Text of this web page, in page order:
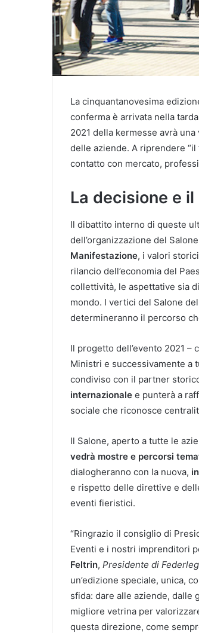
La cinquantanovesima
conferma è arrivata nella
2021 della kermesse avrà
delle aziende. A riprendere
contatto con mercato,
La decisione e
Il dibattito interno di queste
dell’organizzazione del
Manifestazione, i valori
rilancio dell’economia del
collettività, le aspettative sia
mondo. I vertici del Salone
determineranno il percorso
Il progetto dell’evento 2021
Ministri e successivamente a
condiviso con il partner
internazionale e punterà a
sociale che riconosce
Il Salone, aperto a tutte le
vedrà mostre e percorsi
dialogheranno con la nuova,
e rispetto delle direttive e
eventi fieristici.
“Ringrazio il consiglio di
Eventi e i nostri imprenditori
Feltrin, Presidente di
un’edizione speciale, unica,
sfida: dare alle aziende, dalle
migliore vetrina per
questa direzione, come